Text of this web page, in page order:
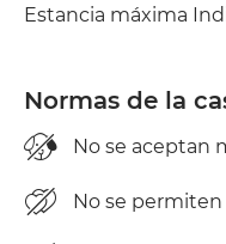
Estancia máxima
Normas de la
No se aceptan
No se permiten